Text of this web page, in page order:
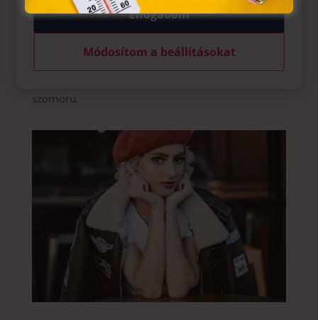
szóval, akár tettekkel. Ha kell meghallgat, ha kell
barátját a bevásárlóközpontba. A lényeg, hogy
szomorú.
Elfogadom
Módosítom a beállításokat